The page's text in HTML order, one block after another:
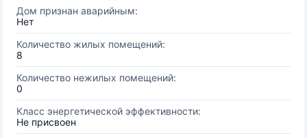
Дом признан аварийным:
Нет
Количество жилых помещений:
8
Количество нежилых помещений:
0
Класс энергетической эффективности:
Не присвоен